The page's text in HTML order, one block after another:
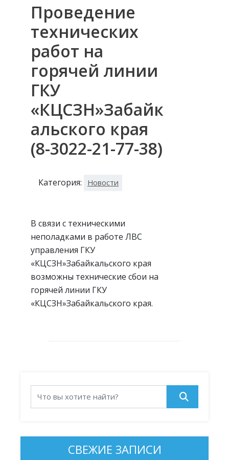
Проведение
технических
работ на
горячей линии
ГКУ
«КЦСЗН»Забайк
альского края
(8-3022-21-77-38)
Категория: Новости
В связи с техническими
неполадками в работе ЛВС
управления ГКУ
«КЦСЗН»Забайкальского края
возможны технические сбои на
горячей линии ГКУ
«КЦСЗН»Забайкальского края.
СВЕЖИЕ ЗАПИСИ